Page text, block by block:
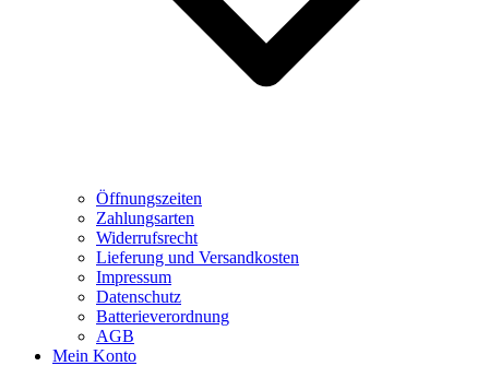
Öffnungszeiten
Zahlungsarten
Widerrufsrecht
Lieferung und Versandkosten
Impressum
Datenschutz
Batterieverordnung
AGB
Mein Konto